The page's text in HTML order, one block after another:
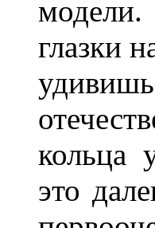
глазки
кольца
это